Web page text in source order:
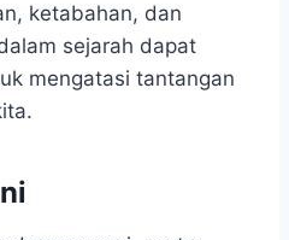
ketabahan, dan
sejarah dapat
mengatasi tantangan